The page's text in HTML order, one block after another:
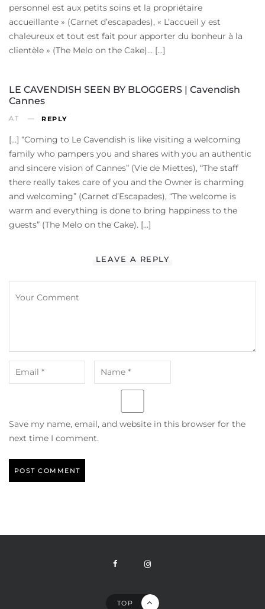
personnel est aux petits soins et la propriétaire
accueillante » (Carnet d’escapades), « L’accueil y est
chaleureux et tout est fait pour apporter du bonheur à la
clientèle » (The Melo on the Cake)… […]
LE CAVENDISH SEEN BY BLOGGERS | Cavendish
Cannes
AT REPLY
[…] “Coming to Le Cavendish is like visiting a welcoming
family who pampers you and shares with you an authentic
and sincere vision of Cannes” (Vie de Miettes), “The staff
there really takes care of you and the Owner is charming
and welcoming” (Carnet d’Escapades), “The welcome is
warm and everything is done to bring happiness to the
guests” (The Melo on the Cake). […]
LEAVE A REPLY
Save my name, email, and website in this browser for the
next time I comment.
TOP